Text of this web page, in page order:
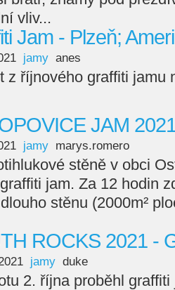
vliv...
Jam - Plzeň;
jamy anes
z říjnového graffiti jamu
JAM
jamy marys.romero
stěně v obci
jam. Za 12 hodin
stěnu (2000m²
ROCKS 2021 -
jamy duke
2. října proběhl